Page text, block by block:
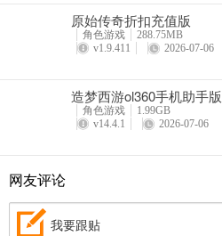
原始传奇折扣充值版
角色游戏
288.75MB
v1.9.411
2026-07-06
造梦西游ol360手机助手版
角色游戏
1.99GB
v14.4.1
2026-07-06
网友评论
我要跟贴